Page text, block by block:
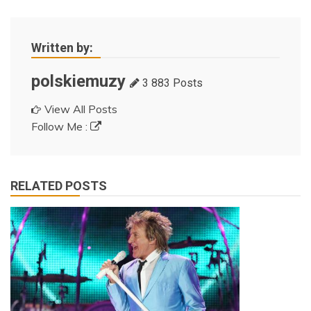
Written by:
polskiemuzy 3 883 Posts
View All Posts
Follow Me :
RELATED POSTS